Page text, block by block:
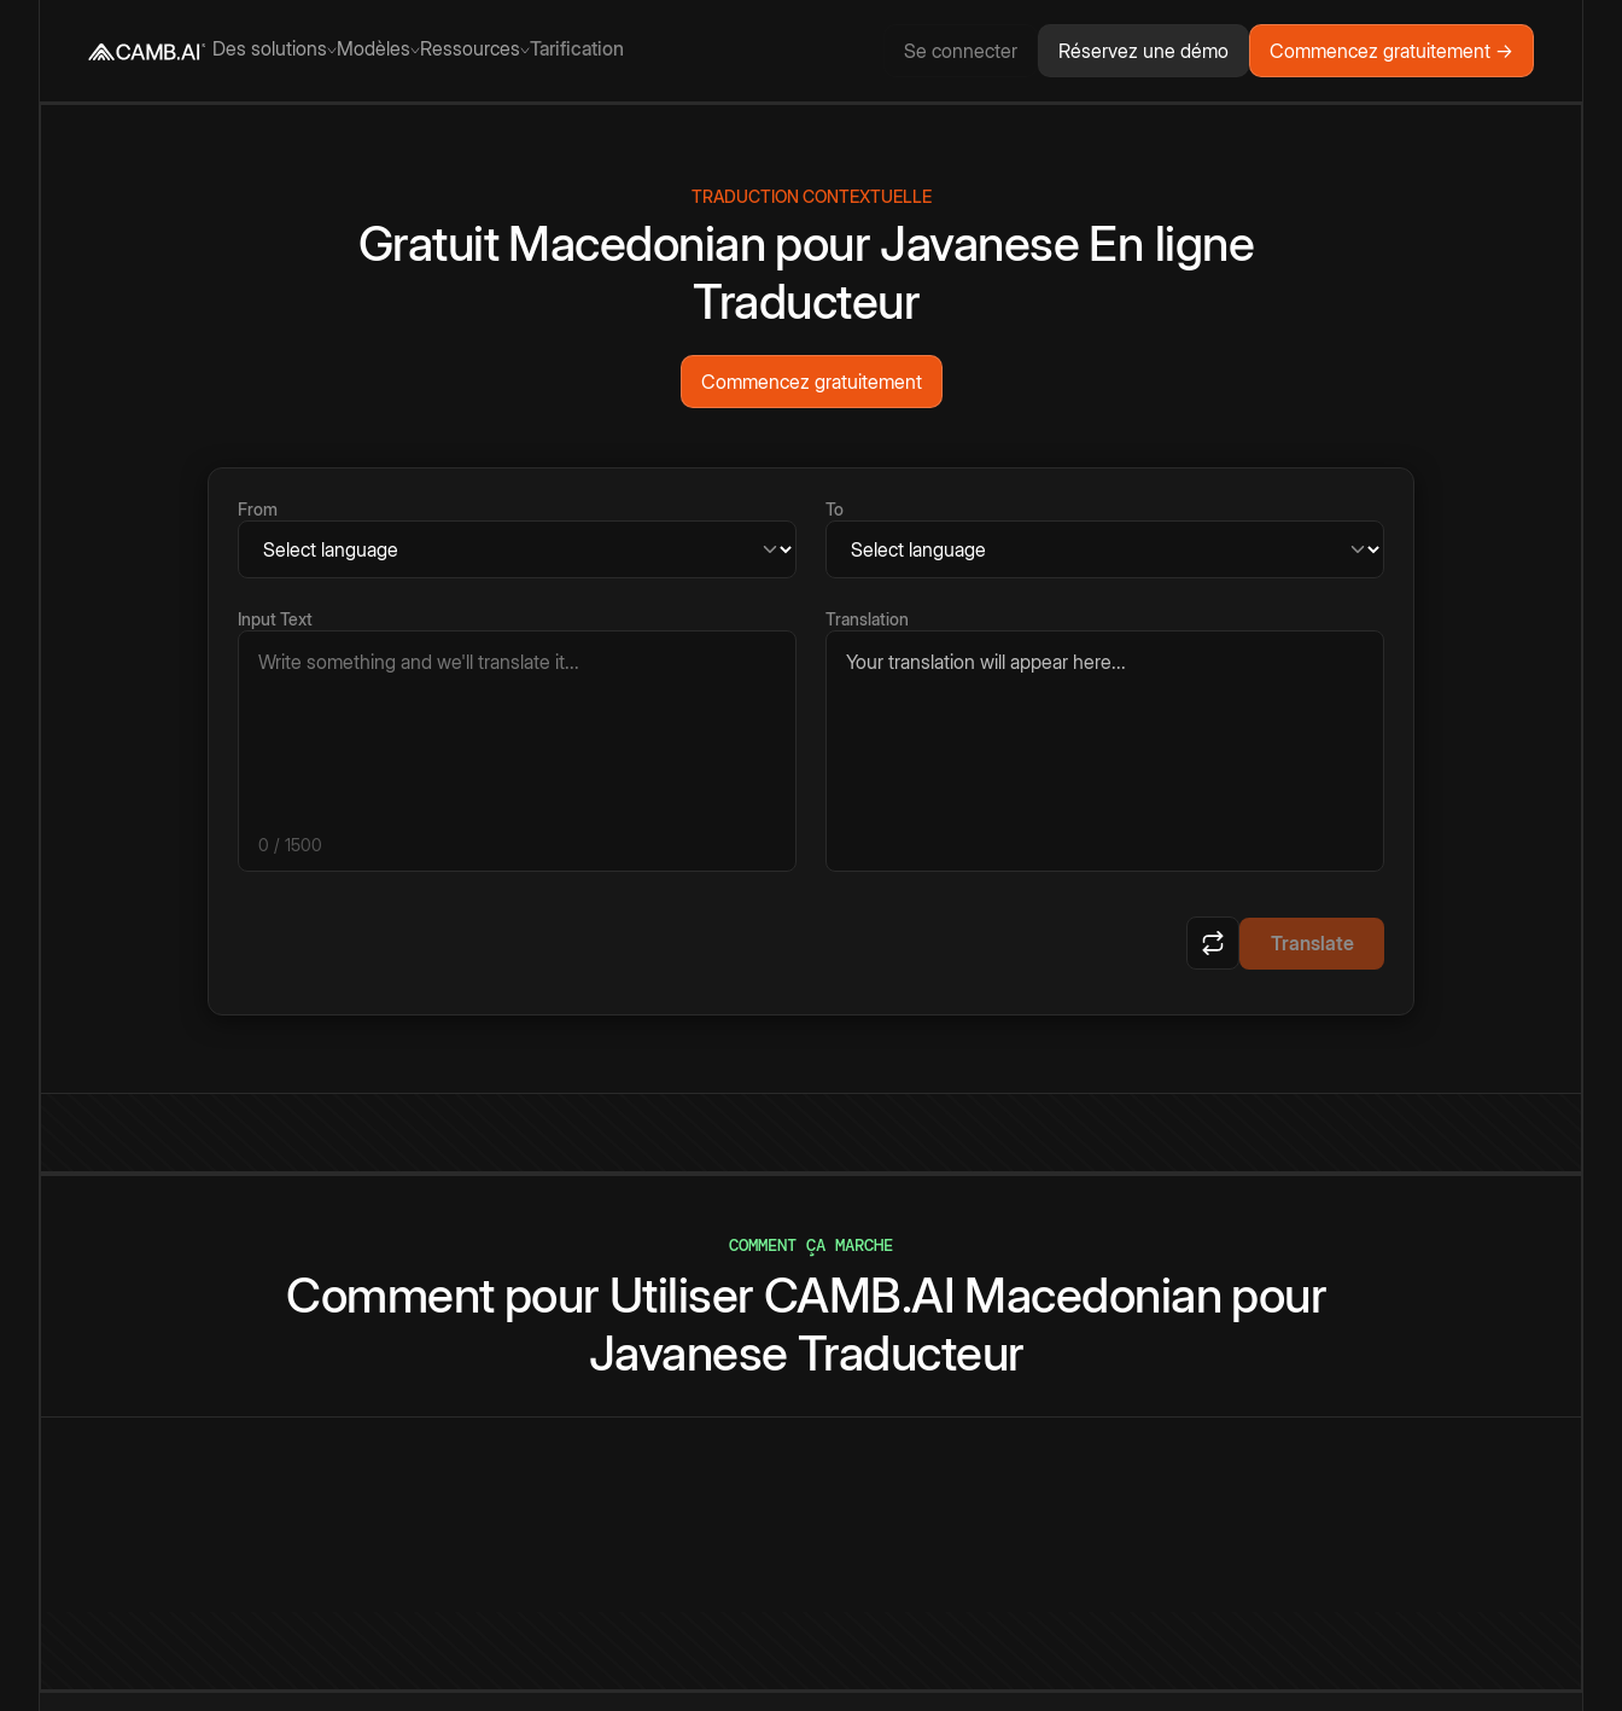
Des solutions Modèles Ressources Tarification Se connecter Réservez une démo Commencez gratuitement →
TRADUCTION CONTEXTUELLE
GratuitMacedonian pourJavanese En ligne
Traducteur
Commencez gratuitement
From To
Input Text
0 / 1500
Translation
Your translation will appear here...
Translate
COMMENT ÇA MARCHE
Comment pour Utiliser CAMB.AI Macedonian pour
Javanese Traducteur